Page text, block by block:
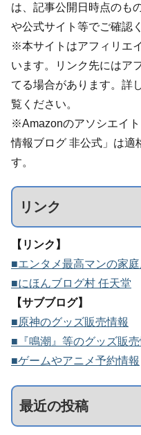
は、記事公開日時点のも
や公式サイト等でご確認
※本サイトはアフィリエ
います。リンク先にはア
てる場合があります。詳
覧ください。
※Amazonのアソシエイ
情報ブログ 非公式」は適
す。
リンク
【リンク】
■エンタメ最高マンの家
■にほんブログ村 任天堂
【サブブログ】
■原神のグッズ販売情報
■『鳴潮』等のグッズ販売
■ゲームやアニメ予約情報
最近の投稿